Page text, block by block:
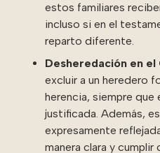
estos familiares
incluso si en el
reparto diferente.
Desheredación en
excluir a un heredero
herencia, siempre que
justificada. Además,
expresamente
manera clara y